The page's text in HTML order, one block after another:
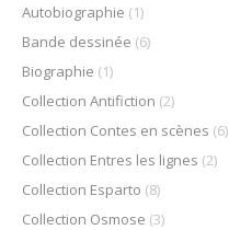
Autobiographie (1)
Bande dessinée (6)
Biographie (1)
Collection Antifiction (2)
Collection Contes en scènes (6)
Collection Entres les lignes (2)
Collection Esparto (8)
Collection Osmose (3)